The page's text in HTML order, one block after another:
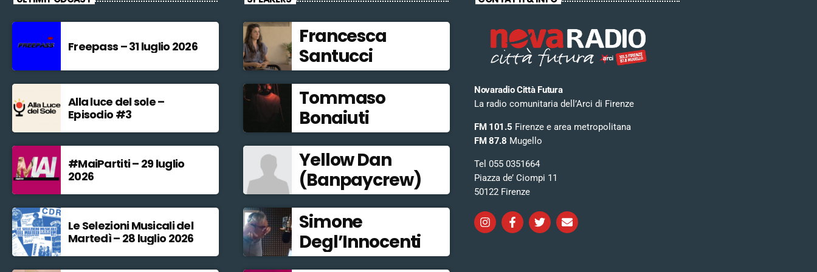
Freepass – 31 luglio 2026
Alla luce del sole –
Episodio #3
#MaiPartiti – 29 luglio
2026
Le Selezioni Musicali del
Martedì – 28 luglio 2026
Francesca
Santucci
Tommaso
Bonaiuti
Yellow Dan
(Banpaycrew)
Simone
Degl’Innocenti
Novaradio Città Futura
La radio comunitaria dell’Arci di Firenze
FM 101.5 Firenze e area metropolitana
FM 87.8 Mugello
Tel 055 0351664
Piazza de’ Ciompi 11
50122 Firenze